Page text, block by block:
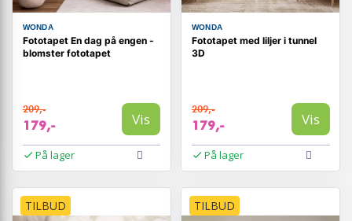
WONDA
Fototapet En dag på engen -
blomster fototapet
209,-
179,- Vis
På lager
WONDA
Fototapet med liljer i tunnel
3D
209,-
179,- Vis
På lager
TILBUD TILBUD